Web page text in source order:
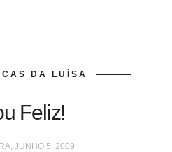
DA LUÍSA
Feliz!
JUNHO 5, 2009